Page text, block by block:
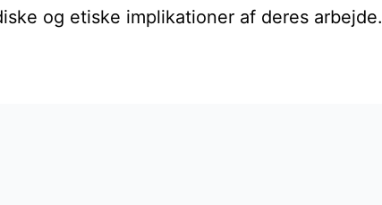
og etiske implikationer af deres arbejde.